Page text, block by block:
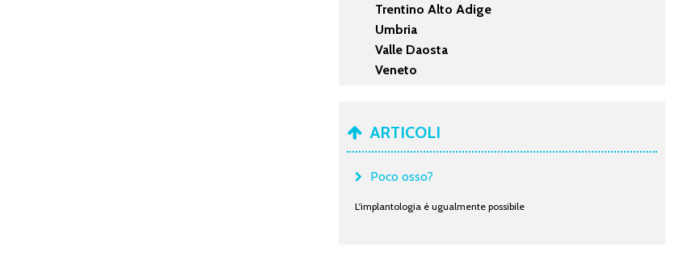
Trentino Alto Adige
Umbria
Valle Daosta
Veneto
ARTICOLI
Poco osso?
L'implantologia è ugualmente possibile